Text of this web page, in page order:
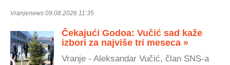
Vranjenews 09.08.2026 11:35
Čekajući Godoa: Vučić sad kaže
izbori za najviše tri meseca »
Vranje - Aleksandar Vučić, član SNS-a